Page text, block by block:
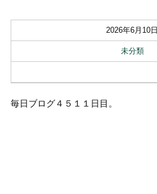
2026年6月10日
未分類
毎日ブログ４５１１日目。